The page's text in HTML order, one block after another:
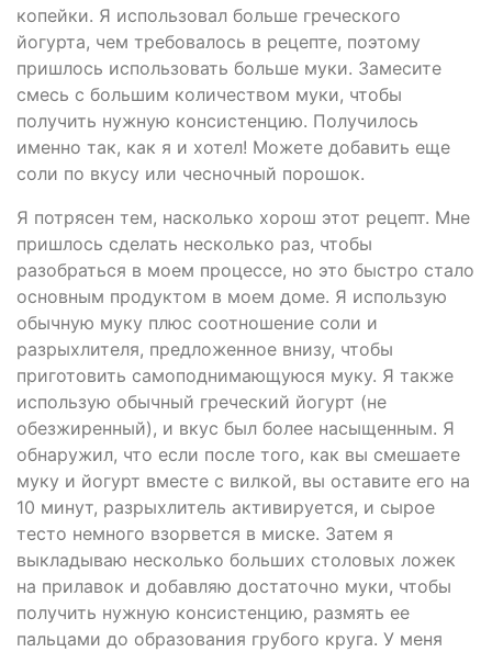
копейки. Я использовал больше греческого
йогурта, чем требовалось в рецепте, поэтому
пришлось использовать больше муки. Замесите
смесь с большим количеством муки, чтобы
получить нужную консистенцию. Получилось
именно так, как я и хотел! Можете добавить еще
соли по вкусу или чесночный порошок.
Я потрясен тем, насколько хорош этот рецепт. Мне
пришлось сделать несколько раз, чтобы
разобраться в моем процессе, но это быстро стало
основным продуктом в моем доме. Я использую
обычную муку плюс соотношение соли и
разрыхлителя, предложенное внизу, чтобы
приготовить самоподнимающуюся муку. Я также
использую обычный греческий йогурт (не
обезжиренный), и вкус был более насыщенным. Я
обнаружил, что если после того, как вы смешаете
муку и йогурт вместе с вилкой, вы оставите его на
10 минут, разрыхлитель активируется, и сырое
тесто немного взорвется в миске. Затем я
выкладываю несколько больших столовых ложек
на прилавок и добавляю достаточно муки, чтобы
получить нужную консистенцию, размять ее
пальцами до образования грубого круга. У меня